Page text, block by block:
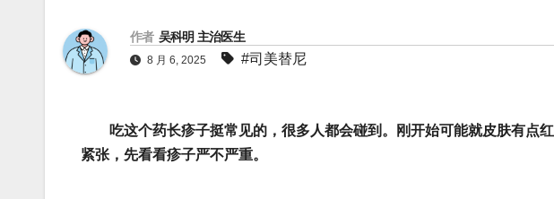
作者 吴科明 主治医生
8 月 6, 2025 #司美替尼
吃这个药长疹子挺常见的，很多人都会碰到。刚开始可能就皮肤有点
紧张，先看看疹子严不严重。